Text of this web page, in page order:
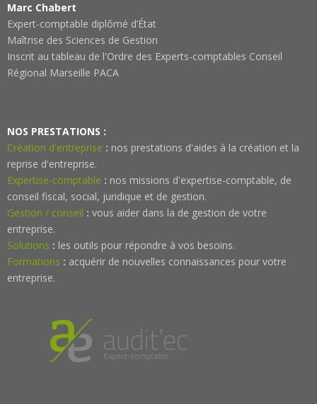
Marc Chabert
Expert-comptable diplômé d’État
Maîtrise des Sciences de Gestion
Inscrit au tableau de l'Ordre des Experts-comptables Conseil
Régional Marseille PACA
NOS PRESTATIONS :
Création d'entreprise : nos prestations d'aides à la création et la
reprise d'entreprise.
Expertise-comptable : nos missions d'expertise-comptable, de
conseil fiscal, social, juridique et de gestion.
Gestion / conseil : vous aider dans la de gestion de votre
entreprise.
Solutions : les outils pour répondre à vos besoins.
Formations : acquérir de nouvelles connaissances pour votre
entreprise.